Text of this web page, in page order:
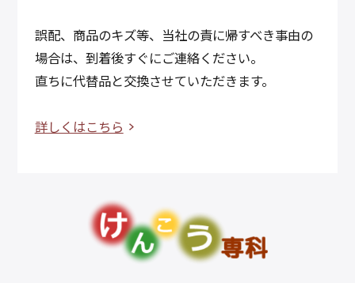
誤配、商品のキズ等、当社の責に帰すべき事由の
場合は、到着後すぐにご連絡ください。
直ちに代替品と交換させていただきます。
詳しくはこちら